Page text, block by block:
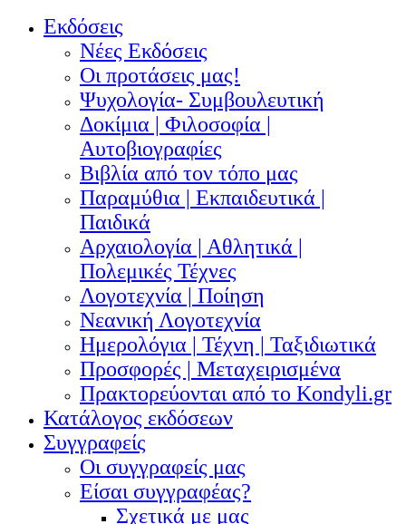
Εκδόσεις
Νέες Εκδόσεις
Οι προτάσεις μας!
Ψυχολογία- Συμβουλευτική
Δοκίμια | Φιλοσοφία |
Αυτοβιογραφίες
Βιβλία από τον τόπο μας
Παραμύθια | Εκπαιδευτικά |
Παιδικά
Αρχαιολογία | Αθλητικά |
Πολεμικές Τέχνες
Λογοτεχνία | Ποίηση
Νεανική Λογοτεχνία
Ημερολόγια | Τέχνη | Ταξιδιωτικά
Προσφορές | Μεταχειρισμένα
Πρακτορεύονται από το Kondyli.gr
Κατάλογος εκδόσεων
Συγγραφείς
Οι συγγραφείς μας
Είσαι συγγραφέας?
Σχετικά με μας